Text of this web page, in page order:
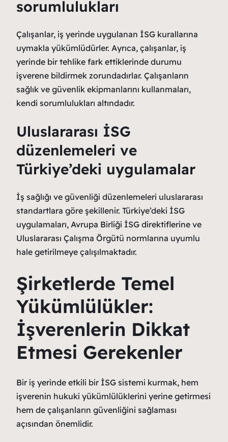
sorumlulukları
Çalışanlar, iş yerinde uygulanan İSG kurallarına
uymakla yükümlüdürler. Ayrıca, çalışanlar, iş
yerinde bir tehlike fark ettiklerinde durumu
işverene bildirmek zorundadırlar. Çalışanların
sağlık ve güvenlik ekipmanlarını kullanmaları,
kendi sorumlulukları altındadır.
Uluslararası İSG
düzenlemeleri ve
Türkiye’deki uygulamalar
İş sağlığı ve güvenliği düzenlemeleri uluslararası
standartlara göre şekillenir. Türkiye’deki İSG
uygulamaları, Avrupa Birliği İSG direktiflerine ve
Uluslararası Çalışma Örgütü normlarına uyumlu
hale getirilmeye çalışılmaktadır.
Şirketlerde Temel
Yükümlülükler:
İşverenlerin Dikkat
Etmesi Gerekenler
Bir iş yerinde etkili bir İSG sistemi kurmak, hem
işverenin hukuki yükümlülüklerini yerine getirmesi
hem de çalışanların güvenliğini sağlaması
açısından önemlidir.